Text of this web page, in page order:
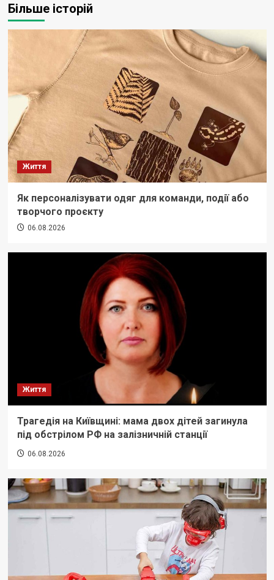
Більше історій
Життя
Як персоналізувати одяг для команди, події або
творчого проєкту
06.08.2026
Життя
Трагедія на Київщині: мама двох дітей загинула
під обстрілом РФ на залізничній станції
06.08.2026